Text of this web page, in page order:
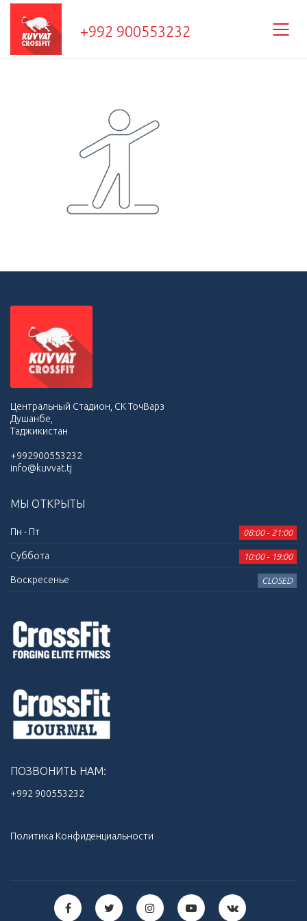
+992 900553232
Центральный Стадион, СК ТочВарз
Душанбе,
Таджикистан
+992900553232
info@kuvvat.tj
МЫ ОТКРЫТЫ
Пн - Пт 08:00 - 21:00
Суббота 10:00 - 19:00
Воскресенье CLOSED
ПОЗВОНИТЬ НАМ:
+992 900553232‬
Политика Конфиденциальности